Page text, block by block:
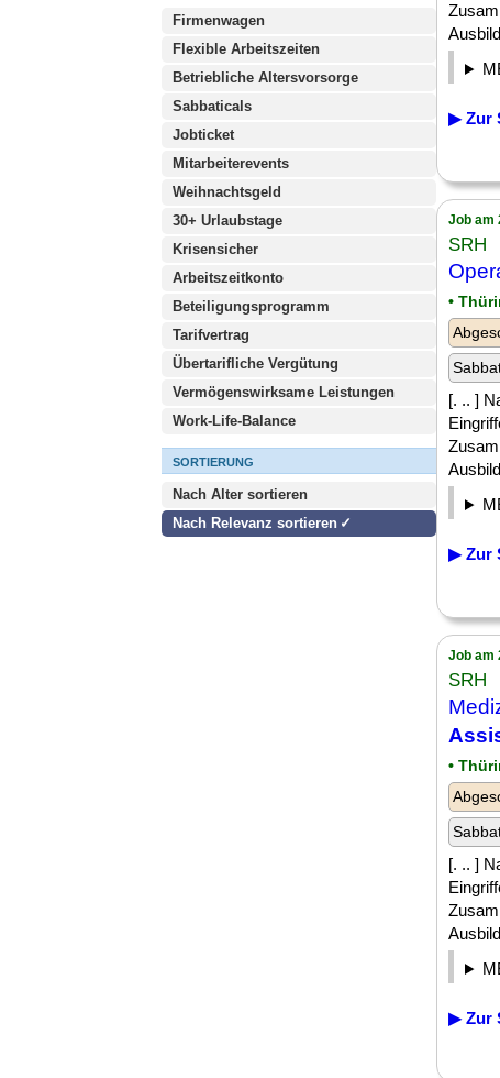
Firmenwagen
Flexible Arbeitszeiten
Betriebliche Altersvorsorge
Sabbaticals
Jobticket
Mitarbeiterevents
Weihnachtsgeld
30+ Urlaubstage
Krisensicher
Arbeitszeitkonto
Beteiligungsprogramm
Tarifvertrag
Übertarifliche Vergütung
Vermögenswirksame Leistungen
Work-Life-Balance
SORTIERUNG
Nach Alter sortieren
Nach Relevanz sortieren
▶ Zur
Job am
SRH
•
[. .. ]
▶ Zur
Job am
SRH
•
[. .. ]
▶ Zur